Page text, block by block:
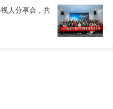
人分享会，共